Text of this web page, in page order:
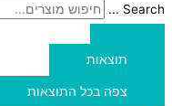
Search ...
תוצאות
צפה בכל התוצאות